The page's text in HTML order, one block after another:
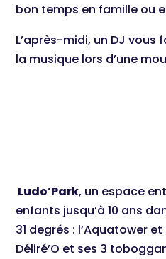
bon temps en famille ou
L’après-midi, un DJ
la musique lors d’une
Ludo’Park, un espace
enfants jusqu’à 10 ans
31 degrés : l’Aquatower
Déliré’O et ses 3